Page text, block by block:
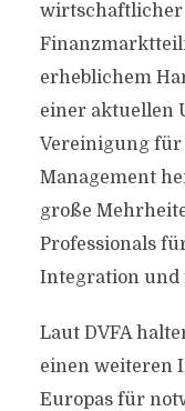
wirtschaftlicher
erheblichem
einer aktuellen
Vereinigung für
Management
große
Professionals
Integration und
Laut DVFA
einen weiteren
Europas für